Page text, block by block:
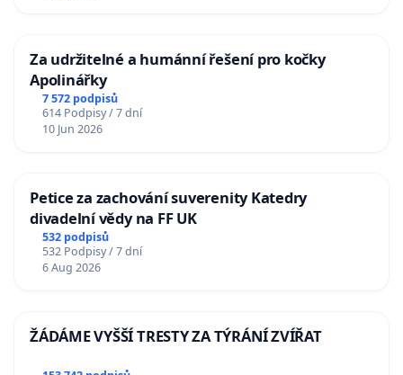
Za udržitelné a humánní řešení pro kočky
Apolinářky
7 572 podpisů
614 Podpisy / 7 dní
10 Jun 2026
Petice za zachování suverenity Katedry
divadelní vědy na FF UK
532 podpisů
532 Podpisy / 7 dní
6 Aug 2026
ŽÁDÁME VYŠŠÍ TRESTY ZA TÝRÁNÍ ZVÍŘAT